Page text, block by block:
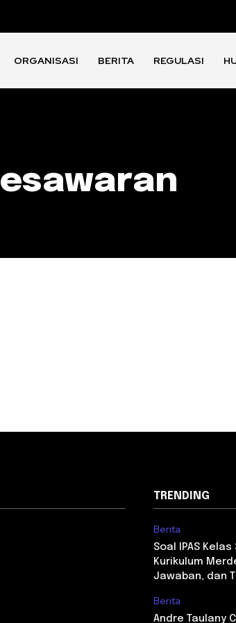
ORGANISASI BERITA REGULASI
TRENDING
Berita
Soal IPAS
Kurikulum
Jawaban, dan
Berita
Andre Taulany